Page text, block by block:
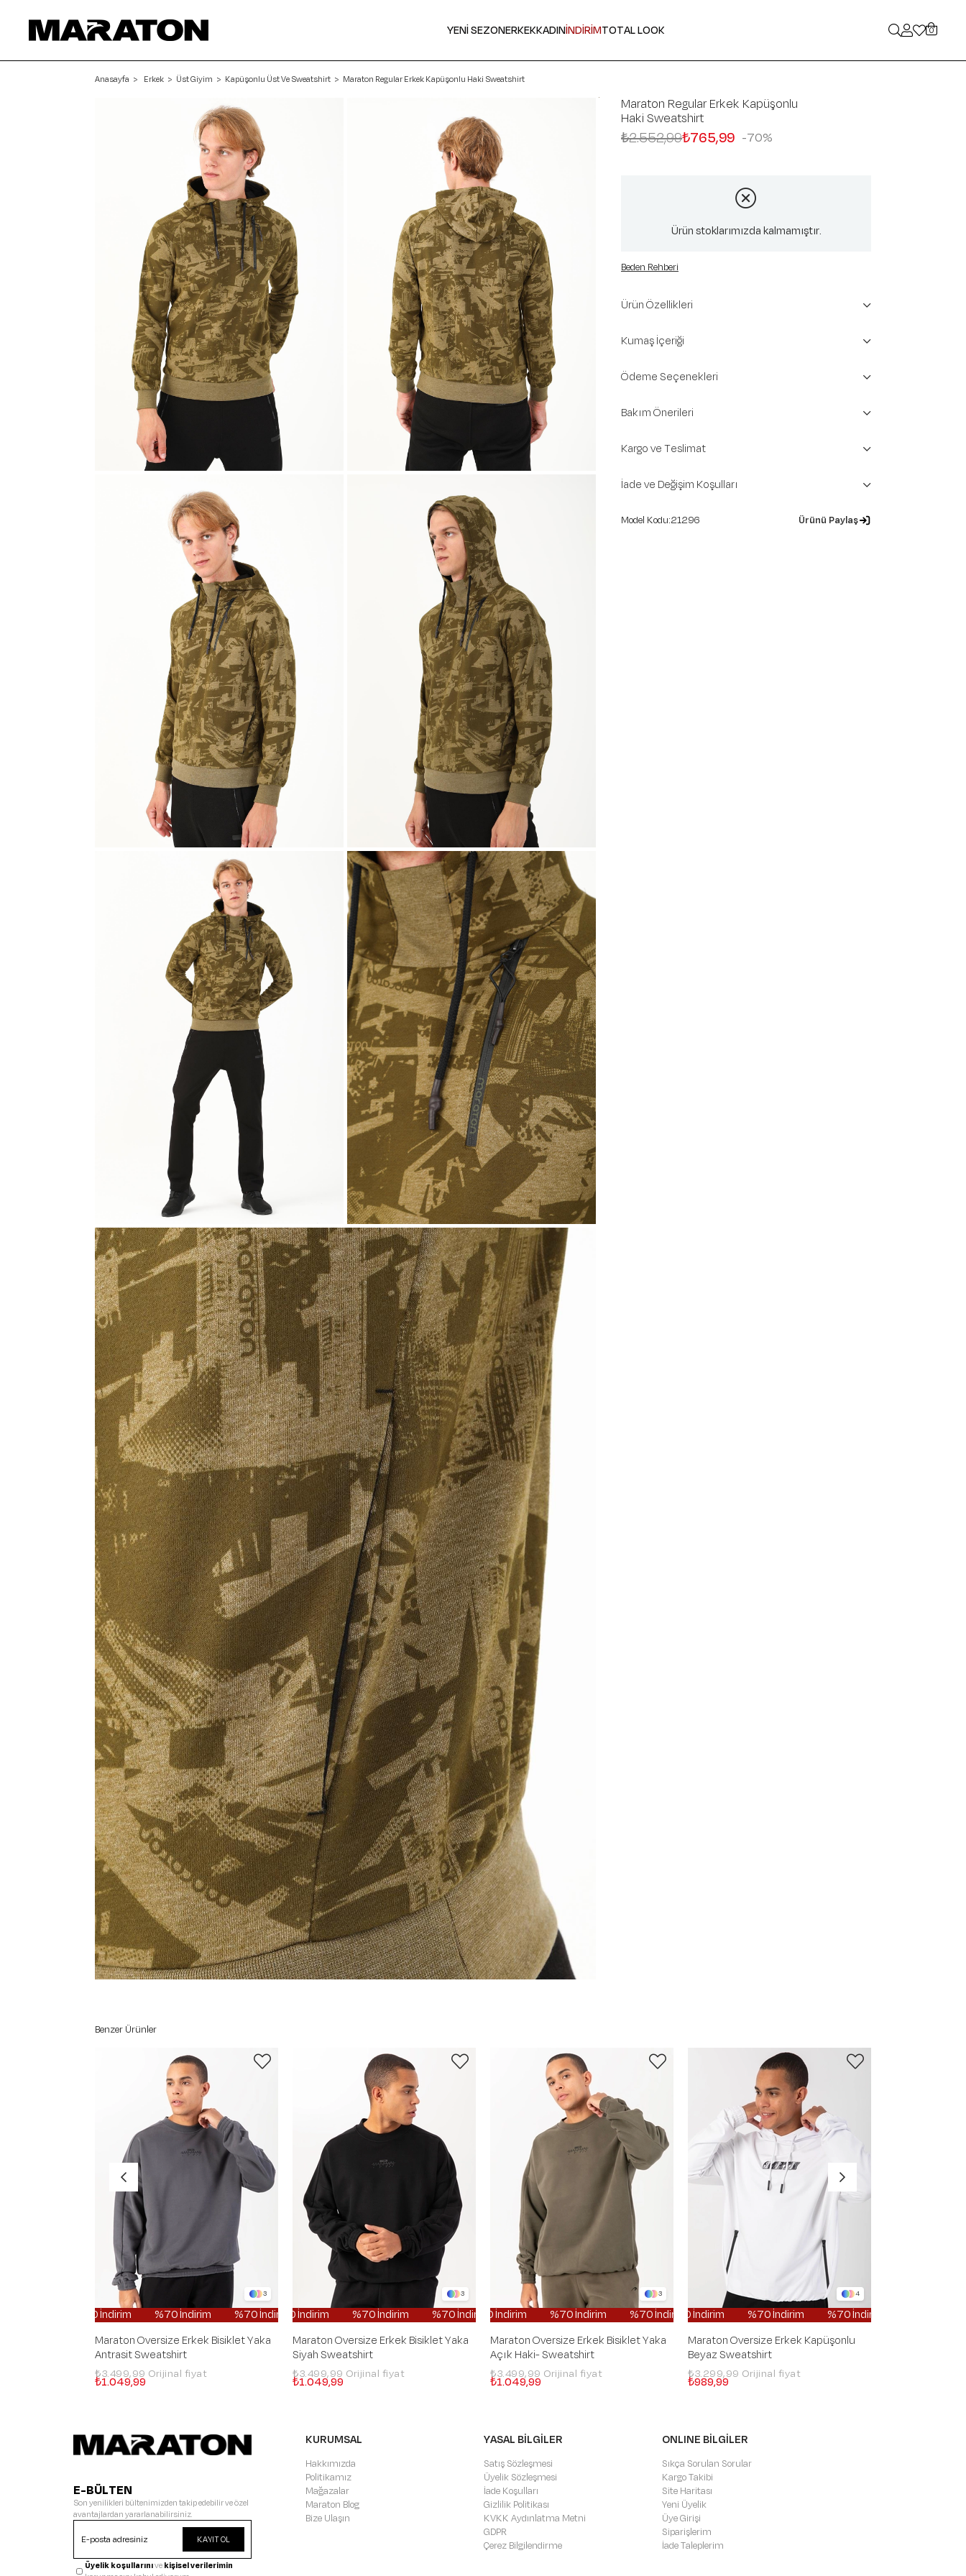
YENİ SEZONERKEKKADINİNDİRİMTOTAL LOOK 0
Anasayfa Erkek Üst Giyim Kapüşonlu Üst Ve Sweatshirt Maraton Regular Erkek Kapüşonlu Haki Sweatshirt
Maraton Regular Erkek Kapüşonlu
Haki Sweatshirt
70
₺2.552,99₺765,99
Ürün stoklarımızda kalmamıştır.
Beden Rehberi
Ürün Özellikleri
Kumaş İçeriği
Ödeme Seçenekleri
Bakım Önerileri
Kargo ve Teslimat
İade ve Değişim Koşulları
21296 Ürünü Paylaş
Benzer Ürünler
3
%70 İndirim %70 İndirim %70 İndirim %70 İndirim %70 İndirim %70 İndirim %70 İndirim %70 İndirim %70 İndirim %70 İndirim
Maraton Oversize Erkek Bisiklet Yaka
Antrasit Sweatshirt
₺1.049,99
₺3.499,99
3
%70 İndirim %70 İndirim %70 İndirim %70 İndirim %70 İndirim %70 İndirim %70 İndirim %70 İndirim
Maraton Oversize Erkek Bisiklet Yaka
Siyah Sweatshirt
₺1.049,99
₺3.499,99
3
%70 İndirim %70 İndirim %70 İndirim %70 İndirim %70 İndirim
Maraton Oversize Erkek Bisiklet Yaka
Açık Haki- Sweatshirt
₺1.049,99
₺3.499,99
4
%70 İndirim %70 İndirim %70 İndirim
Maraton Oversize Erkek Kapüşonlu
Beyaz Sweatshirt
₺989,99
₺3.299,99
E-BÜLTEN
Son yenilikleri bültenimizden takip edebilir ve özel
avantajlardan yararlanabilirsiniz.
KAYIT OL
Üyelik koşullarınıvekişisel verilerimin
KURUMSAL
Hakkımızda
Politikamız
Mağazalar
Maraton Blog
Bize Ulaşın
YASAL BİLGİLER
Satış Sözleşmesi
Üyelik Sözleşmesi
İade Koşulları
Gizlilik Politikası
KVKK Aydınlatma Metni
GDPR
Çerez Bilgilendirme
ONLINE BİLGİLER
Sıkça Sorulan Sorular
Kargo Takibi
Site Haritası
Yeni Üyelik
Üye Girişi
Siparişlerim
İade Taleplerim